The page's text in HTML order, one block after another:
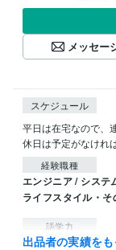
メッセー
スケジュール
平日は在宅なので、
休日は予定がなけれ
経験職種
エンジニア / システ
ライフスタイル・
語学力
英語 日常会話レベ
出品者の実績を